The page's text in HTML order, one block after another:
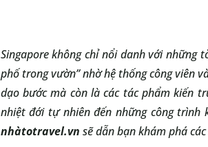
Singapore không chỉ nổi danh với những
phố trong vườn” nhờ hệ thống công viên
dạo bước mà còn là các tác phẩm kiến
nhiệt đới tự nhiên đến những công trình
nhàtotravel.vn sẽ dẫn bạn khám phá